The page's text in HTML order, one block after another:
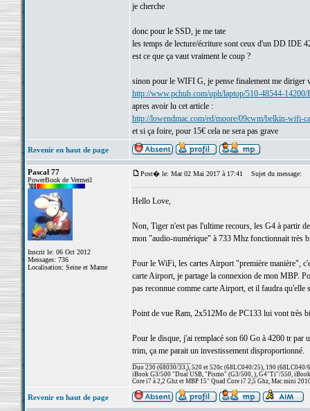
je cherche
donc pour le SSD, je me tate
les temps de lecture/écriture sont ceux d'un DD IDE
est ce que ça vaut vraiment le coup ?
sinon pour le WIFI G, je pense finalement me diriger
http://www.pchub.com/uph/laptop/510-48544-
apres avoir lu cet article :
http://lowendmac.com/ed/moore/09cwm/belkin-wifi-
et si ça foire, pour 15€ cela ne sera pas grave
Revenir en haut de page
Pascal 77
PowerBook de Vermeil
Inscrit le: 06 Oct 2012
Messages: 736
Localisation: Seine et Marne
Post� le: Mar 02 Mai 2017 à 17:41 Sujet du message:
Hello Love,
Non, Tiger n'est pas l'ultime recours, les G4 à partir
mon "audio-numérique" à 733 Mhz fonctionnait très
Pour le WiFi, les cartes Airport "première manière",
carte Airport, je partage la connexion de mon MBP.
pas reconnue comme carte Airport, et il faudra
Point de vue Ram, 2x512Mo de PC133 lui vont très
Pour le disque, j'ai remplacé son 60 Go à 4200 tr par
trim, ça me parait un investissement disproportionné.
Duo 230 (68030/33,), 520 et 520c (68LC040/25), 190 (68LC040/
iBook G3/500 "Dual USB, "Pismo" (G3/500, ), G4"Ti"/550,
Core i7 à 2,2 Ghz et MBP 15" Quad Core i7 2,5 Ghz, Mac mini
Revenir en haut de page